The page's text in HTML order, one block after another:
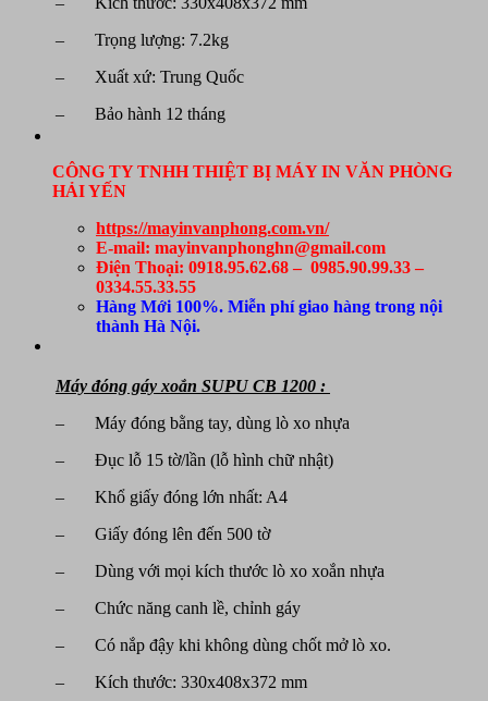
– Trọng lượng: 7.2kg
– Xuất xứ: Trung Quốc
– Bảo hành 12 tháng
CÔNG TY TNHH THIỆT BỊ MÁY IN VĂN PHÒNG
HẢI YẾN
https://mayinvanphong.com.vn/
E-mail: mayinvanphonghn@gmail.com
Điện Thoại: 0918.95.62.68 – 0985.90.99.33 –
0334.55.33.55
Hàng Mới 100%. Miễn phí giao hàng trong nội
thành Hà Nội.
Máy đóng gáy xoắn SUPU CB 1200 :
– Máy đóng bằng tay, dùng lò xo nhựa
– Đục lỗ 15 tờ/lần (lỗ hình chữ nhật)
– Khổ giấy đóng lớn nhất: A4
– Giấy đóng lên đến 500 tờ
– Dùng với mọi kích thước lò xo xoắn nhựa
– Chức năng canh lề, chỉnh gáy
– Có nắp đậy khi không dùng chốt mở lò xo.
– Kích thước: 330x408x372 mm